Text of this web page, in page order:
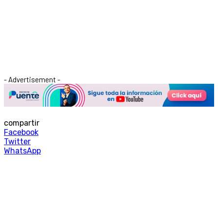
- Advertisement -
compartir
Facebook
Twitter
WhatsApp